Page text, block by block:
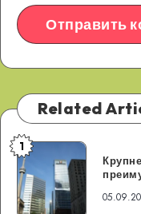
Related
Крупнейшие
банки
Канады:
особенности
1